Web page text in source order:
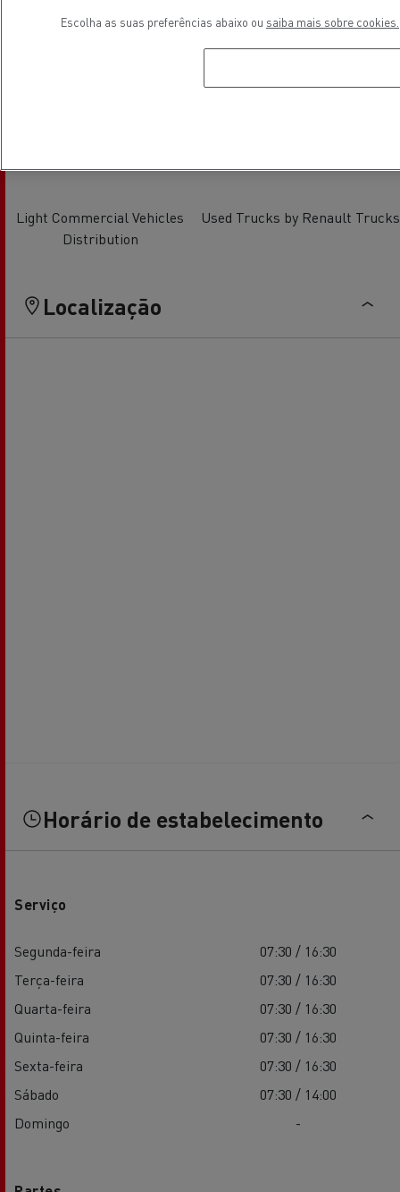
Light Commercial Vehicles
Distribution
Used Trucks by Renault Trucks
Localização
Horário de estabelecimento
Serviço
Segunda-feira
07:30 / 16:30
Terça-feira
07:30 / 16:30
Quarta-feira
07:30 / 16:30
Quinta-feira
07:30 / 16:30
Sexta-feira
07:30 / 16:30
Sábado
07:30 / 14:00
Domingo
-
Escolha as suas preferências abaixo ou saiba mais sobre cookies.